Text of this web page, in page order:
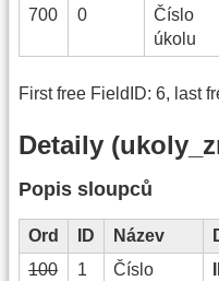
700 0
Číslo
úkolu
First free FieldID: 6, last
Detaily
Popis sloupců
Ord ID Název
100
1
Číslo